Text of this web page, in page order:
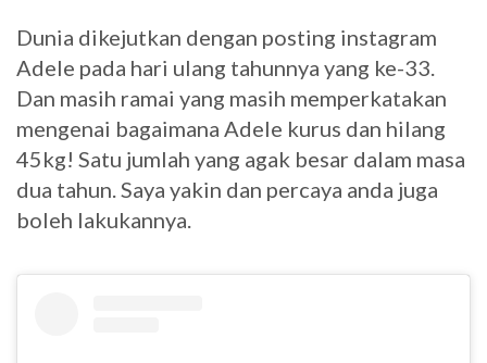
Dunia dikejutkan dengan posting instagram
Adele pada hari ulang tahunnya yang ke-33.
Dan masih ramai yang masih memperkatakan
mengenai bagaimana Adele kurus dan hilang
45kg! Satu jumlah yang agak besar dalam masa
dua tahun. Saya yakin dan percaya anda juga
boleh lakukannya.